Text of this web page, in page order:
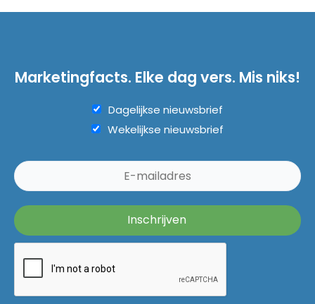
Marketingfacts. Elke dag vers. Mis niks!
Dagelijkse nieuwsbrief
Wekelijkse nieuwsbrief